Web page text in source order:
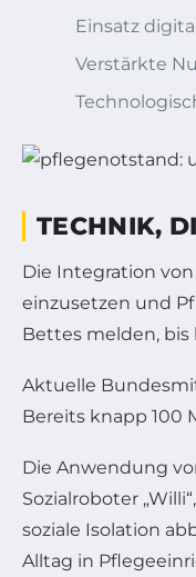
Einsatz
Verstärkte
TECHNIK,
Die Integration
einzusetzen und
Bettes melden,
Aktuelle
Bereits knapp 100
Die Anwendung
Sozialroboter
soziale Isolation
Alltag in